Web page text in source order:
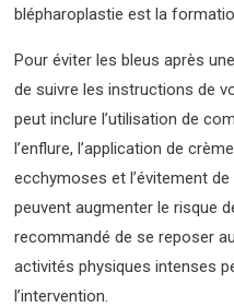
blépharoplastie est la
Pour éviter les bleus après
de suivre les instructions de
peut inclure l’utilisation de
l’enflure, l’application de
ecchymoses et l’évitement
peuvent augmenter le risque
recommandé de se reposer
activités physiques intenses
l’intervention.